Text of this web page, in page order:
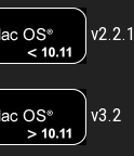
v2.2.1
v3.2